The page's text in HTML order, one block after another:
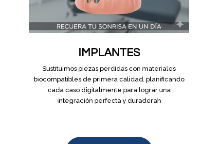
IMPLANTES
Sustituimos piezas perdidas con materiales
biocompatibles de primera calidad, planificando
cada caso digitalmente para lograr una
integración perfecta y duraderah